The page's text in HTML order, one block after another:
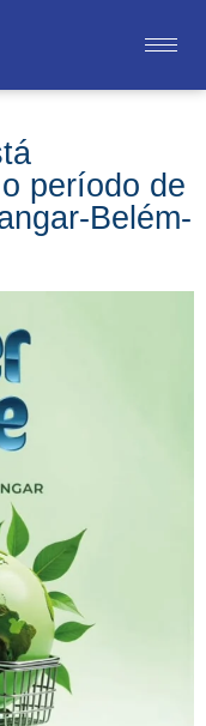
período de
Belém-